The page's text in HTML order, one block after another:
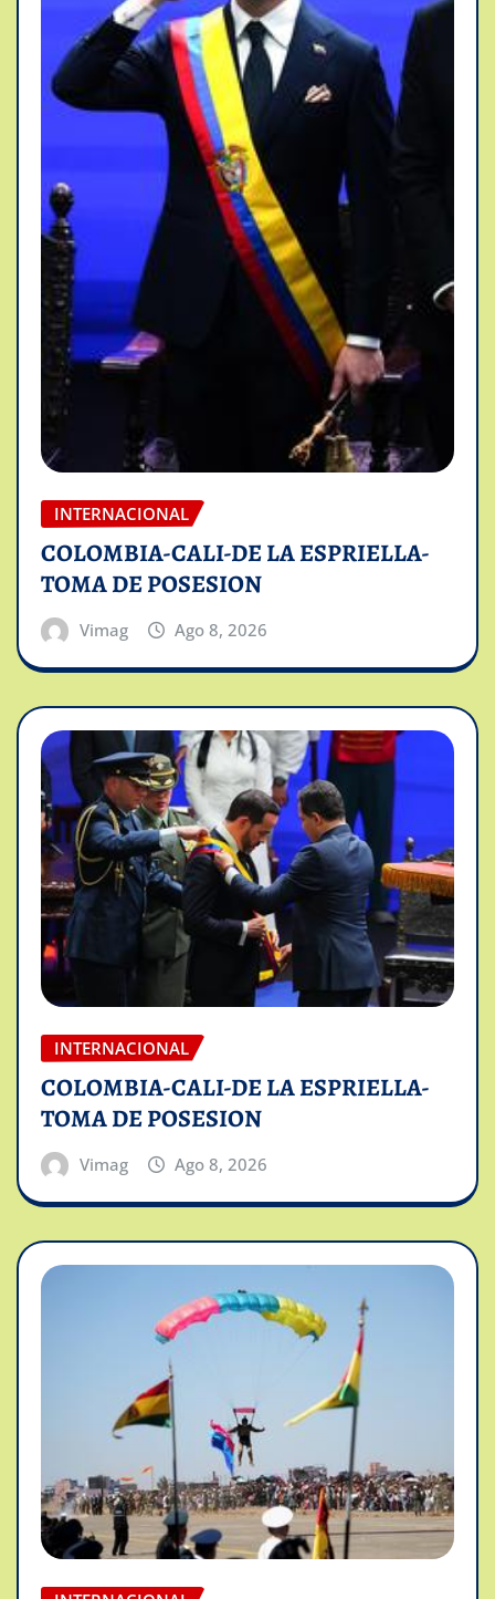
INTERNACIONAL
COLOMBIA-CALI-DE LA ESPRIELLA-
TOMA DE POSESION
Vimag Ago 8, 2026
INTERNACIONAL
COLOMBIA-CALI-DE LA ESPRIELLA-
TOMA DE POSESION
Vimag Ago 8, 2026